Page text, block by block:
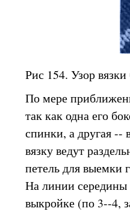
Рис 154. Узор вязки
По мере
так как одна его
спинки, а другая --
вязку ведут
петель для выемки
На линии середины
выкройке (по 3--4,